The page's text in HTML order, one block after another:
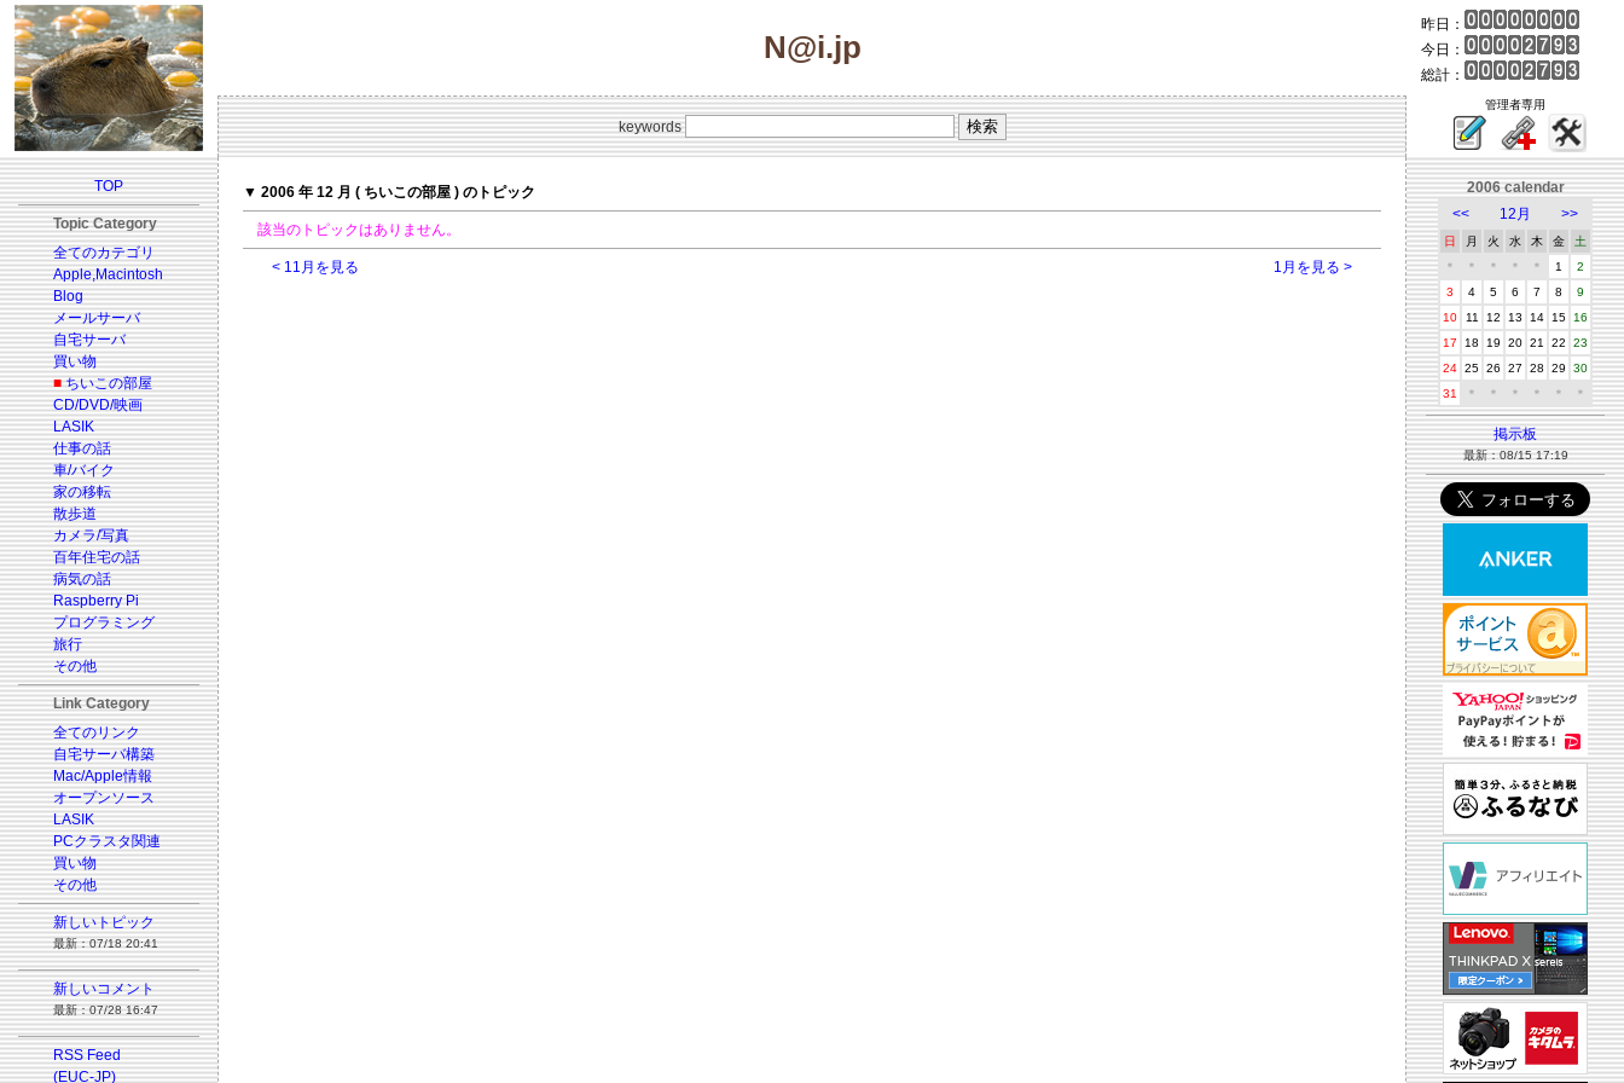
N@i.jp
昨日：
今日：
総計：
keywords
管理者専用
TOP
Topic Category
全てのカテゴリ
Apple,Macintosh
Blog
メールサーバ
自宅サーバ
買い物
■ ちいこの部屋
CD/DVD/映画
LASIK
仕事の話
車/バイク
家の移転
散歩道
カメラ/写真
百年住宅の話
病気の話
Raspberry Pi
プログラミング
旅行
その他
Link Category
全てのリンク
自宅サーバ構築
Mac/Apple情報
オープンソース
LASIK
PCクラスタ関連
買い物
その他
新しいトピック
最新：07/18 20:41
新しいコメント
最新：07/28 16:47
RSS Feed
(EUC-JP)
▼ 2006 年 12 月 ( ちいこの部屋 ) のトピック
該当のトピックはありません。
< 11月を見る 1月を見る >
2006 calendar
<<
12月 >>
日 月 火 水 木 金
土
＊
＊ ＊ ＊ ＊ 1
2
3
4 5 6 7 8
9
10
11 12 13 14 15
16
17
18 19 20 21 22
23
24 25 26 27 28 29
30
31
＊ ＊ ＊ ＊ ＊ ＊
掲示板
最新：08/15 17:19